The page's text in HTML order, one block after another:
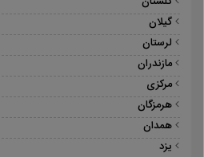
گیلان
لرستان
مازندران
مرکزی
هرمزگان
همدان
یزد